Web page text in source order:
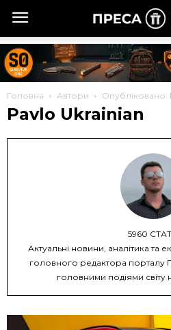
Головна Автори Опубліковано:
Pavlo Ukrainian
5960
Актуальні новини, аналітика та
головного редактора порталу
головними подіями світу